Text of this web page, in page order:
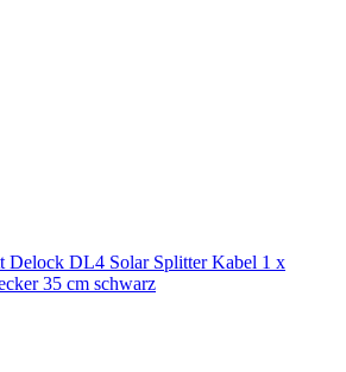
Delock DL4 Solar Splitter Kabel 1 x
35 cm schwarz